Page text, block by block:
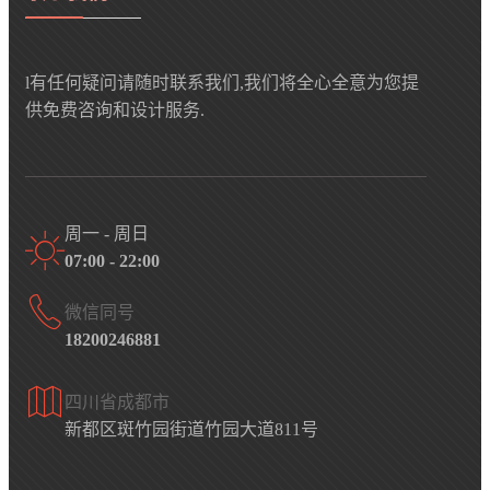
l有任何疑问请随时联系我们,我们将全心全意为您提
供免费咨询和设计服务.
周一 - 周日
07:00 - 22:00
微信同号
18200246881
四川省成都市
新都区斑竹园街道竹园大道811号